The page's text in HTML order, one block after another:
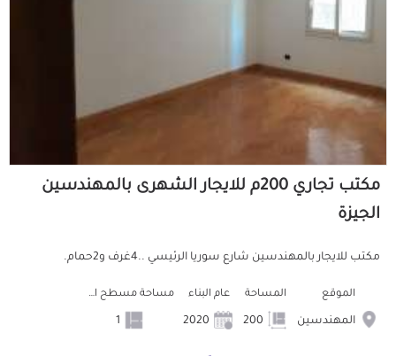
مكتب تجاري 200م للايجار الشهرى بالمهندسين
الجيزة
مكتب للايجار بالمهندسين شارع سوريا الرئيسي ..4غرف و2حمام.
الموقع
المهندسين
المساحة عام البناء مساحة مسطح البناء